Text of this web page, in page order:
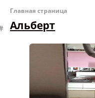
Главная страница
Альберт